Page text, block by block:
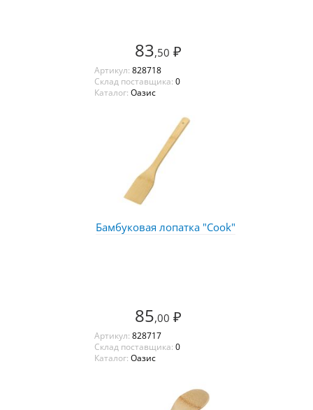
83,50 ₽
Артикул: 828718
Склад поставщика: 0
Каталог: Оазис
Бамбуковая лопатка "Cook"
85,00 ₽
Артикул: 828717
Склад поставщика: 0
Каталог: Оазис